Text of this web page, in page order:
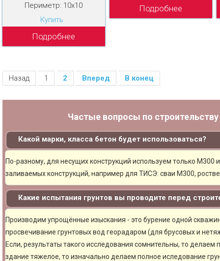
Периметр: 10х10
Купить
Подробнее
Подробнее
Назад 1 2 Вперед В конец
Частые вопросы по
Какой марки, класса бетон будет использоваться?
По-разному, для несущих конструкций используем только М300
заливаемых конструкций, например для ТИСЭ: сваи М300,
Какие испытания грунтов вы проводите перед
Производим упрощённые изыскания - это бурение одной
просвечивание грунтовых вод георадаром (для брусовых и
Если, результаты такого исследования сомнительны, то
здание тяжелое, то изначально делаем полное иследование